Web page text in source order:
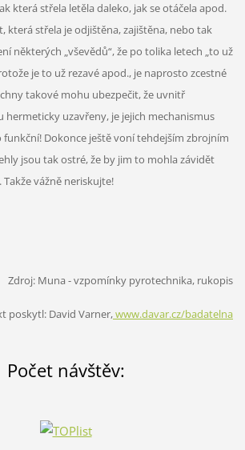
která střela letěla daleko, jak se otáčela apod.
která střela je odjištěna, zajištěna, nebo tak
některých „vševědů“, že po tolika letech „to už
je to už rezavé apod., je naprosto zcestné
takové mohu ubezpečit, že uvnitř
hermeticky uzavřeny, je jejich mechanismus
Dokonce ještě voní tehdejším zbrojním
jsou tak ostré, že by jim to mohla závidět
vážně neriskujte!
Zdroj: Muna - vzpomínky pyrotechnika, rukopis
poskytl: David Varner,www.davar.cz/badatelna
Počet návštěv: